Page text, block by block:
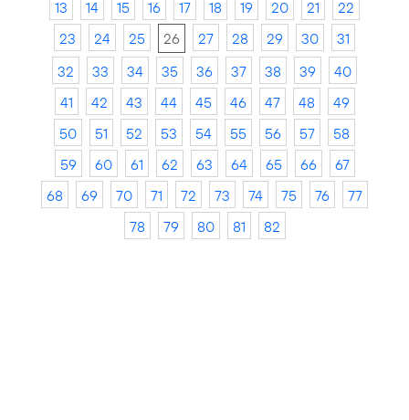
13
14 15 16 17 18 19 20 21
22
23
24 25 26 27 28 29 30
31
32
33 34 35 36 37 38 39
40
41
42 43 44 45 46 47 48
49
50
51 52 53 54 55 56 57
58
59
60 61 62 63 64 65 66
67
68
69 70 71 72 73 74 75 76
77
78
79 80 81 82